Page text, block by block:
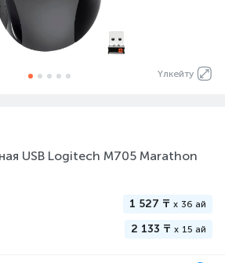
Үлкейту
USB Logitech M705 Marathon
1 527 ₸ x 36 ай
2 133 ₸ x 15 ай